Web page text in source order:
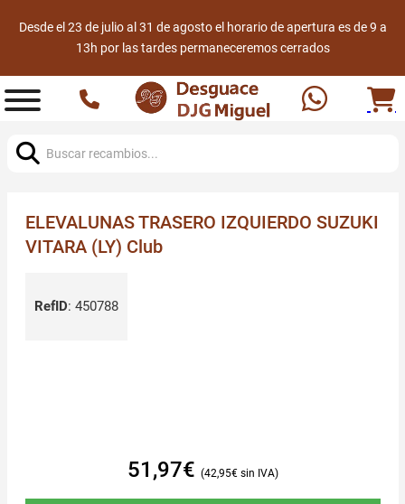
Desde el 23 de julio al 31 de agosto el horario de apertura es de 9 a
13h por las tardes permaneceremos cerrados
ELEVALUNAS TRASERO IZQUIERDO SUZUKI
VITARA (LY) Club
RefID: 450788
51,97€ 42,95€